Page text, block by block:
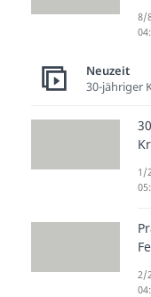
8/
Neuzeit
30-jähriger
1/
2/